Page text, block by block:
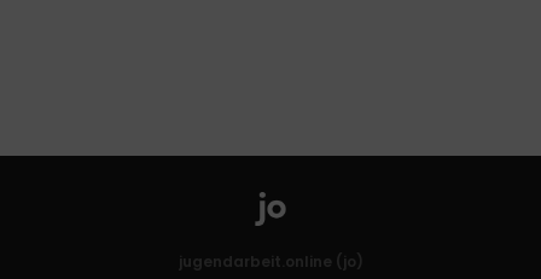
jugendarbeit.online (jo)